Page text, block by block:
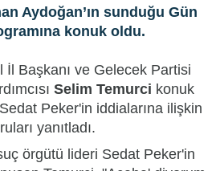
Aydoğan’ın sunduğu Gün
konuk oldu.
İl Başkanı ve Gelecek Partisi
Selim Temurci konuk
Peker'in iddialarına ilişkin
yanıtladı.
örgütü lideri Sedat Peker'in